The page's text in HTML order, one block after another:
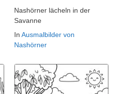
Nashörner lächeln in der
Savanne
In Ausmalbilder von
Nashörner